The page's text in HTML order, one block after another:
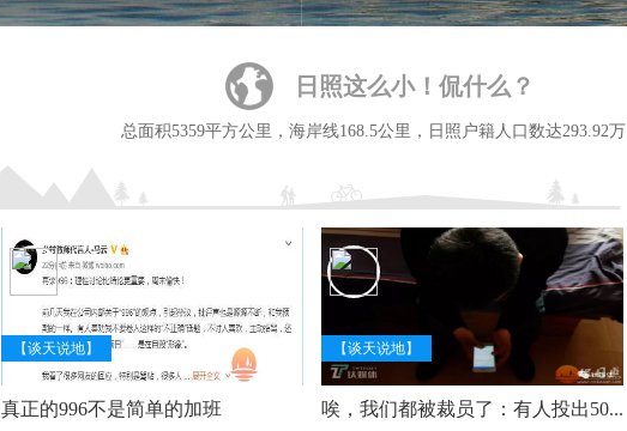
日照这么小！侃什么？
总面积5359平方公里，海岸线168.5公里，日照户籍人口数达293.92万
【谈天说地】
真正的996不是简单的加班
【谈天说地】
唉，我们都被裁员了：有人投出500份简历 有